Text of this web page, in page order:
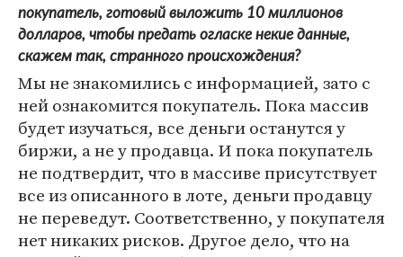
покупатель, готовый выложить 10 миллионов
долларов, чтобы предать огласке некие данные,
скажем так, странного происхождения?
Мы не знакомились с информацией, зато с
ней ознакомится покупатель. Пока массив
будет изучаться, все деньги останутся у
биржи, а не у продавца. И пока покупатель
не подтвердит, что в массиве присутствует
все из описанного в лоте, деньги продавцу
не переведут. Соответственно, у покупателя
нет никаких рисков. Другое дело, что на